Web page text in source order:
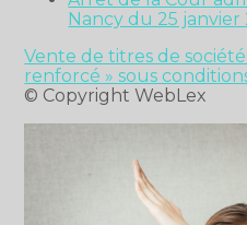
Nancy du 25 janvier
Vente de titres de
renforcé » sous
© Copyright WebLex